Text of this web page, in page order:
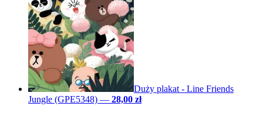
Duży plakat - Line Friends
Jungle (GPE5348) — 28,00 zł